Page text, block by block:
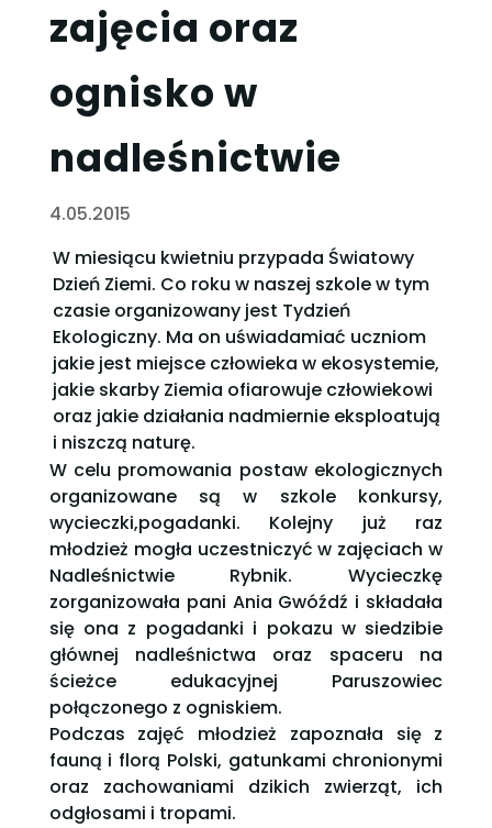
zajęcia oraz
ognisko w
nadleśnictwie
4.05.2015
W miesiącu kwietniu przypada Światowy
Dzień Ziemi. Co roku w naszej szkole w tym
czasie organizowany jest Tydzień
Ekologiczny. Ma on uświadamiać uczniom
jakie jest miejsce człowieka w ekosystemie,
jakie skarby Ziemia ofiarowuje człowiekowi
oraz jakie działania nadmiernie eksploatują
i niszczą naturę.
W celu promowania postaw ekologicznych
organizowane są w szkole konkursy,
wycieczki,pogadanki. Kolejny już raz
młodzież mogła uczestniczyć w zajęciach w
Nadleśnictwie Rybnik. Wycieczkę
zorganizowała pani Ania Gwóźdź i składała
się ona z pogadanki i pokazu w siedzibie
głównej nadleśnictwa oraz spaceru na
ścieżce edukacyjnej Paruszowiec
połączonego z ogniskiem.
Podczas zajęć młodzież zapoznała się z
fauną i florą Polski, gatunkami chronionymi
oraz zachowaniami dzikich zwierząt, ich
odgłosami i tropami.